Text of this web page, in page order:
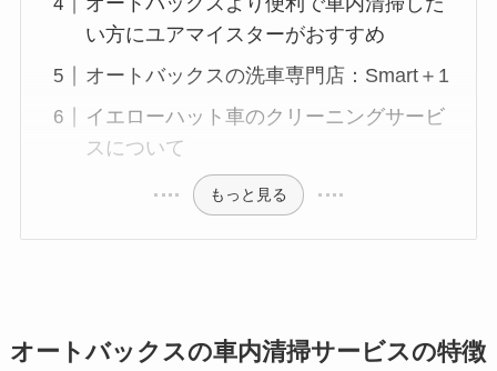
い方にユアマイスターがおすすめ
オートバックスの洗車専門店：Smart＋1
イエローハット車のクリーニングサービ
スについて
もっと見る
オートバックスの車内清掃サービスの特徴